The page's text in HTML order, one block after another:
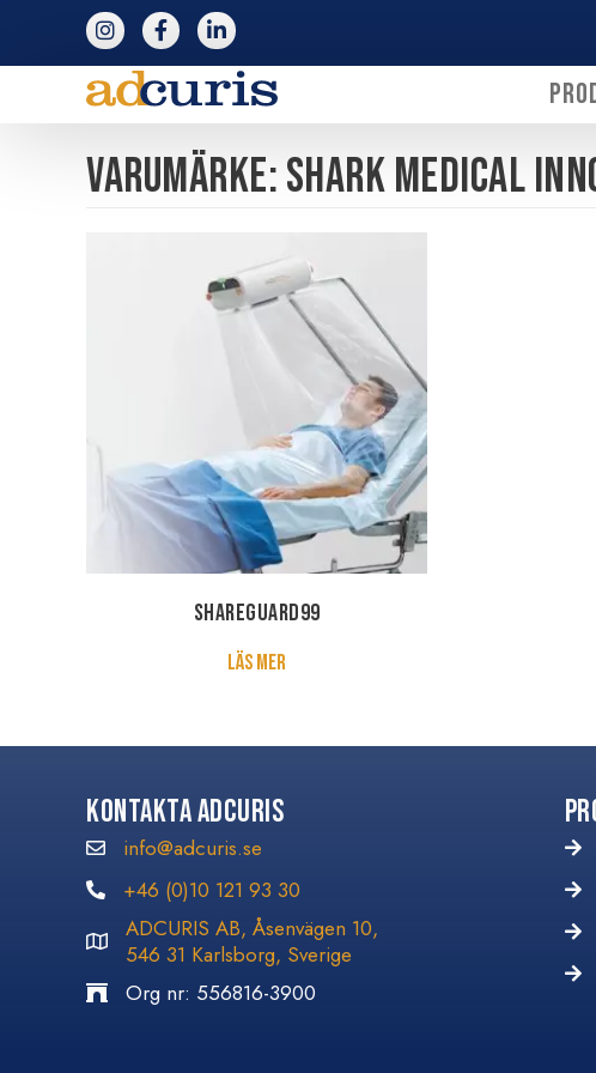
följ adcuris på instagram
följ adcuris på facebook
följ adcuris på linkedin
Varumärke: Shark Medical
ShareGuard99
Läs mer
Kontakta Adcuris
info@adcuris.se
info@adcuris.se
+46 (0)10 121 93 30
+46 (0)10 121 93 30
ADCURIS AB, Åsenvägen 10,
546 31 Karlsborg, Sverige
Org nr: 556816-3900